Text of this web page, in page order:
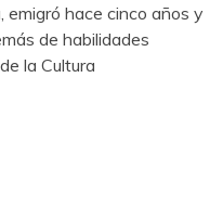
emigró hace cinco años y
de habilidades
la Cultura